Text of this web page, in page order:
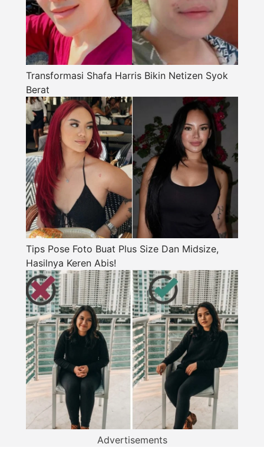
Transformasi Shafa Harris Bikin Netizen Syok
Berat
Tips Pose Foto Buat Plus Size Dan Midsize,
Hasilnya Keren Abis!
Advertisements